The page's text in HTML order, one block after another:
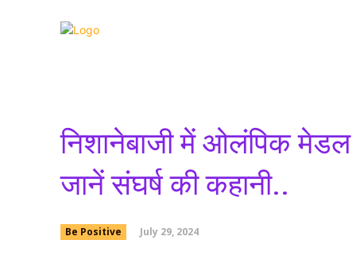
निशानेबाजी में ओलंपिक
जानें संघर्ष की कहानी..
Be Positive July 29, 2024